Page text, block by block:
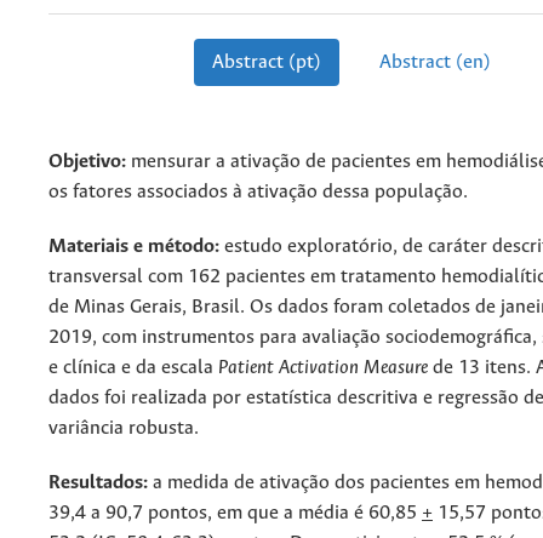
Abstract (pt) Abstract (en)
Objetivo: mensurar a ativação de pacientes em
os fatores associados à ativação dessa população.
Materiais e método: estudo exploratório, de caráter
transversal com 162 pacientes em tratamento
de Minas Gerais, Brasil. Os dados foram coletados de
2019, com instrumentos para avaliação sociodemográfica,
e clínica e da escala Patient Activation Measure de 13 itens.
dados foi realizada por estatística descritiva e regressão
variância robusta.
Resultados: a medida de ativação dos pacientes em
39,4 a 90,7 pontos, em que a média é 60,85 + 15,57